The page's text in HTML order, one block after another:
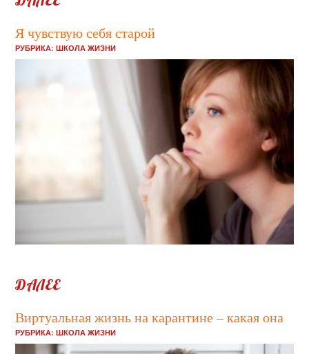
Я чувствую себя старой
РУБРИКА:ШКОЛА ЖИЗНИ
ДАЛЕЕ
Виртуальная жизнь на карантине – какая она
РУБРИКА:ШКОЛА ЖИЗНИ